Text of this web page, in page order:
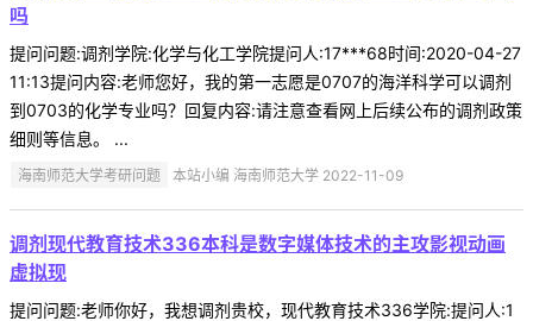
吗
提问问题:调剂学院:化学与化工学院提问人:17***68时间:2020-04-27
11:13提问内容:老师您好，我的第一志愿是0707的海洋科学可以调剂
到0703的化学专业吗？回复内容:请注意查看网上后续公布的调剂政策
细则等信息。 ...
海南师范大学考研问题 本站小编 海南师范大学 2022-11-09
调剂现代教育技术336本科是数字媒体技术的主攻影视动画
虚拟现
提问问题:老师你好，我想调剂贵校，现代教育技术336学院:提问人:1